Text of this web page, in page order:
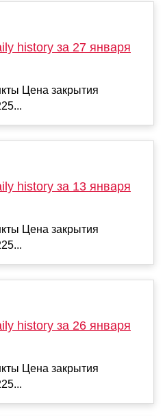
history за 27 января
Цена закрытия
history за 13 января
Цена закрытия
history за 26 января
Цена закрытия